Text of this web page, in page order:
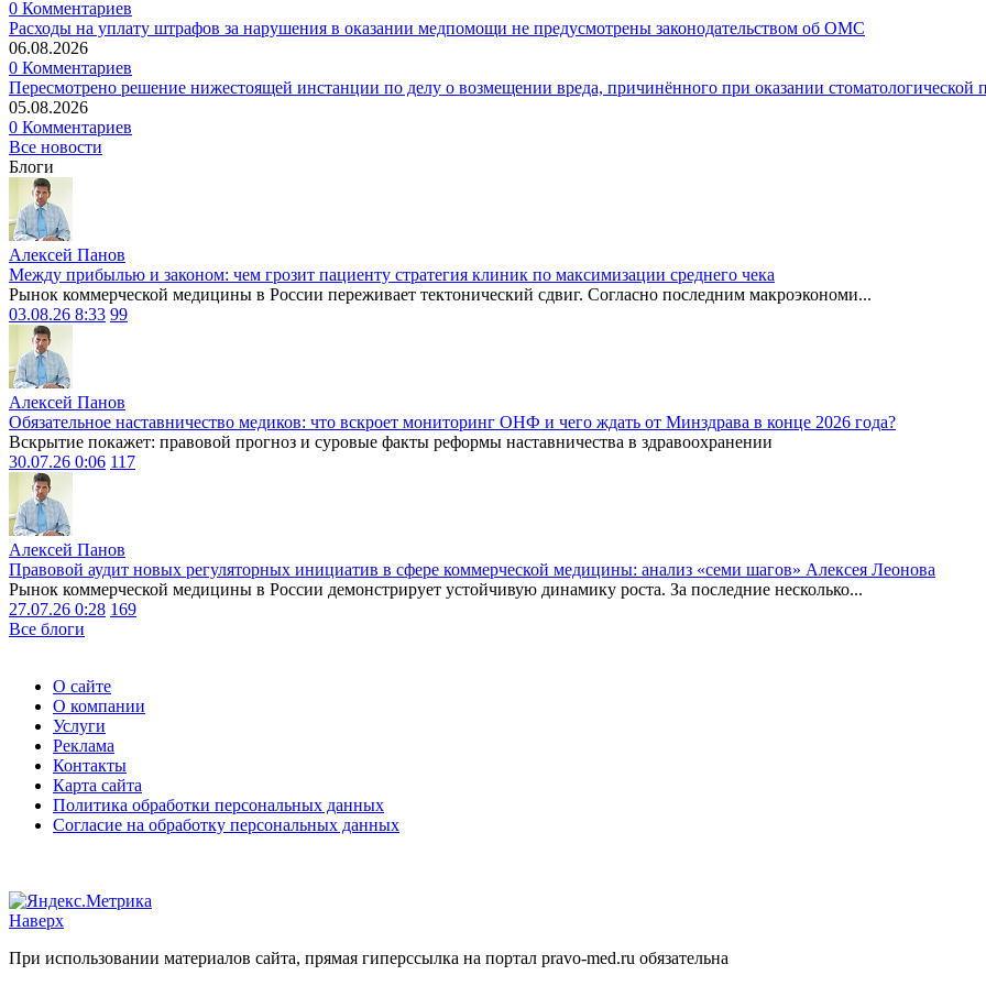
0 Комментариев
Расходы на уплату штрафов за нарушения в оказании медпомощи не предусмотрены законодательством об ОМС
06.08.2026
0 Комментариев
Пересмотрено решение нижестоящей инстанции по делу о возмещении вреда, причинённого при оказании стоматологической
05.08.2026
0 Комментариев
Все новости
Блоги
Алексей Панов
Между прибылью и законом: чем грозит пациенту стратегия клиник по максимизации среднего чека
Рынок коммерческой медицины в России переживает тектонический сдвиг. Согласно последним макроэкономи...
03.08.26 8:33 99
Алексей Панов
Обязательное наставничество медиков: что вскроет мониторинг ОНФ и чего ждать от Минздрава в конце 2026 года?
Вскрытие покажет: правовой прогноз и суровые факты реформы наставничества в здравоохранении
30.07.26 0:06 117
Алексей Панов
Правовой аудит новых регуляторных инициатив в сфере коммерческой медицины: анализ «семи шагов» Алексея Леонова
Рынок коммерческой медицины в России демонстрирует устойчивую динамику роста. За последние несколько...
27.07.26 0:28 169
Все блоги
О сайте
О компании
Услуги
Реклама
Контакты
Карта сайта
Политика обработки персональных данных
Согласие на обработку персональных данных
Наверх
При использовании материалов сайта, прямая гиперссылка на портал pravo-med.ru обязательна